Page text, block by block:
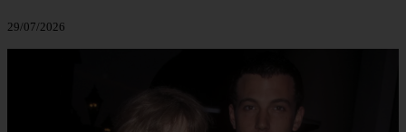
29/07/2026